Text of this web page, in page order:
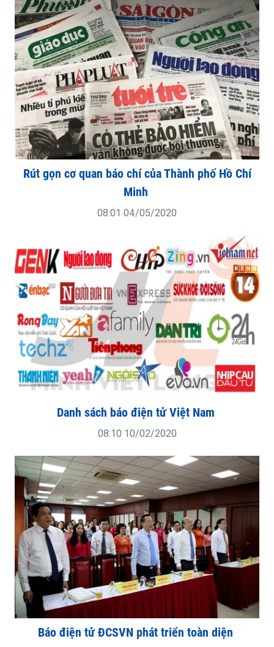
Rút gọn cơ quan báo chí của Thành phố Hồ Chí
Minh
08:01 04/05/2020
Danh sách báo điện tử Việt Nam
08:10 10/02/2020
Báo điện tử ĐCSVN phát triển toàn diện